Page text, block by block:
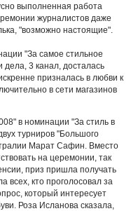
выполненная работа
журналистов даже
"возможно настоящие".
"За самое стильное
3 канал, досталась
призналась в любви к
в сети магазинов
в номинации "За стиль в
турниров "Большого
Марат Сафин. Вместо
на церемонии, так
приз пришла получать
всех, кто проголосовал за
который интересует
Роза Исланова сказала,